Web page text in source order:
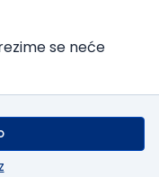
se neće